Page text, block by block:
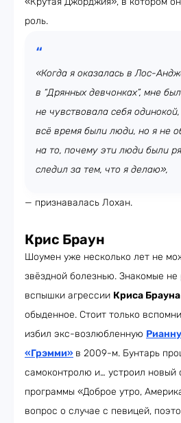
роль.
«Когда я оказалась в Лос-
в “Дрянных девчонках”, мне
не чувствовала себя
всё время были люди, но я не
на то, почему эти люди были
следил за тем, что я делаю»,
— признавалась Лохан.
Крис Браун
Шоумен уже несколько лет не
звёздной болезнью. Знакомые не
вспышки агрессии Криса Брауна
обыденное. Стоит только
избил экс-возлюбленную Рианну
«Грэмми» в 2009-м. Бунтарь
самоконтролю и… устроил новый
программы «Доброе утро,
вопрос о случае с певицей,